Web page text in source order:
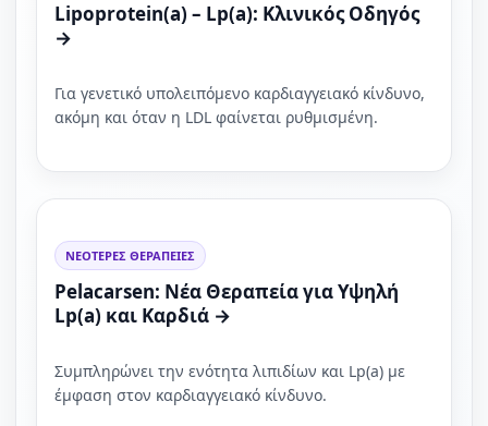
Lipoprotein(a) – Lp(a): Κλινικός Οδηγός
→
Για γενετικό υπολειπόμενο καρδιαγγειακό κίνδυνο,
ακόμη και όταν η LDL φαίνεται ρυθμισμένη.
ΝΕΟΤΕΡΕΣ ΘΕΡΑΠΕΙΕΣ
Pelacarsen: Νέα Θεραπεία για Υψηλή
Lp(a) και Καρδιά →
Συμπληρώνει την ενότητα λιπιδίων και Lp(a) με
έμφαση στον καρδιαγγειακό κίνδυνο.